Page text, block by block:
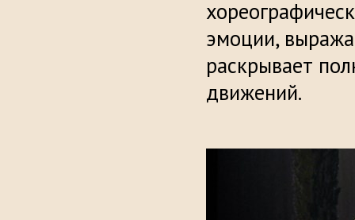
эмоции,
раскрывает
движений.